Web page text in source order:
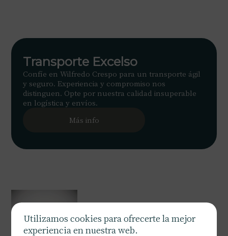
Transporte Excelso
Confíe en Wilfredo Crespo para un transporte ágil
y seguro. Experiencia y compromiso nos
distinguen. Opte por nuestra calidad insuperable
en logística y envíos.
Más info
Utilizamos cookies para ofrecerte la mejor
experiencia en nuestra web.